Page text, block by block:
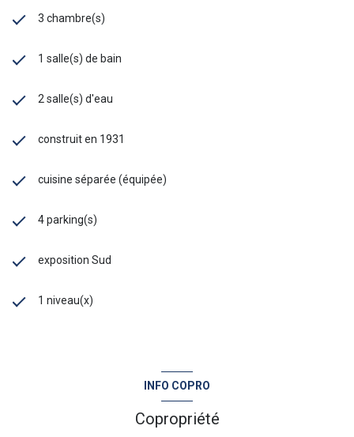
3 chambre(s)
1 salle(s) de bain
2 salle(s) d'eau
construit en 1931
cuisine séparée (équipée)
4 parking(s)
exposition Sud
1 niveau(x)
INFO COPRO
Copropriété